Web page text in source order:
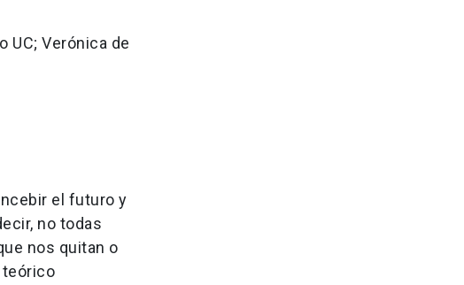
UC; Verónica de
el futuro y
no todas
nos quitan o
teórico